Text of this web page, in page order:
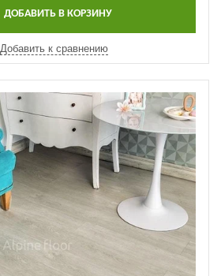
ДОБАВИТЬ В КОРЗИНУ
Добавить к сравнению